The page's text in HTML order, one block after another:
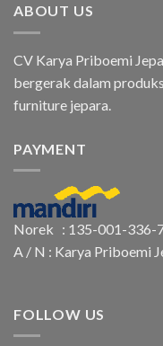
ABOUT US
CV Karya Priboemi
bergerak dalam
furniture jepara.
PAYMENT
Norek : 135-001-336-
A / N : Karya Priboemi
FOLLOW US